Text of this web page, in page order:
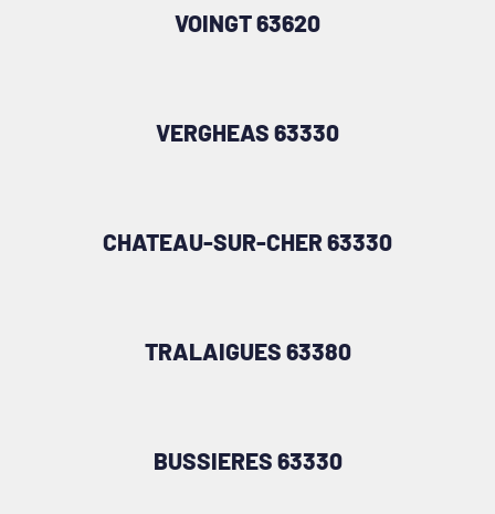
VOINGT 63620
VERGHEAS 63330
CHATEAU-SUR-CHER 63330
TRALAIGUES 63380
BUSSIERES 63330